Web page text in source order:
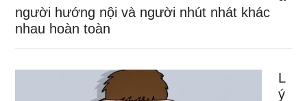
người hướng nội và người nhút nhát khác
nhau hoàn toàn
L
ý